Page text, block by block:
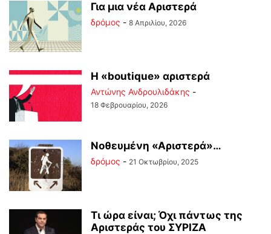
Για μια νέα Αριστερά
δρόμος - 8 Απριλίου, 2026
Η «boutique» αριστερά
Αντώνης Ανδρουλιδάκης -
18 Φεβρουαρίου, 2026
Νοθευμένη «Αριστερά»…
δρόμος - 21 Οκτωβρίου, 2025
Τι ώρα είναι; Όχι πάντως της
Αριστεράς του ΣΥΡΙΖΑ